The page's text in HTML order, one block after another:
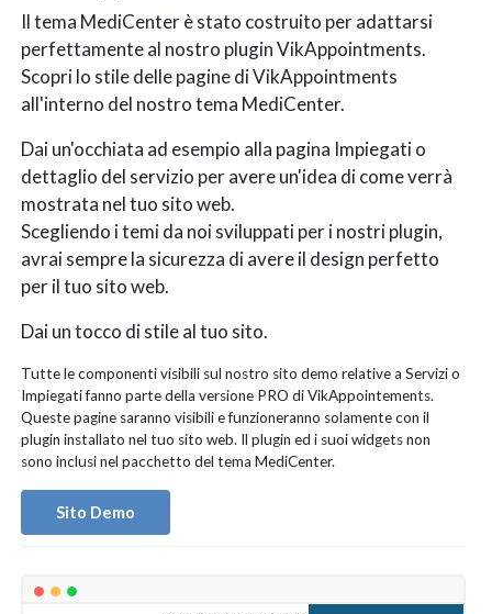
Il tema MediCenter è stato costruito per adattarsi
perfettamente al nostro plugin VikAppointments.
Scopri lo stile delle pagine di VikAppointments
all'interno del nostro tema MediCenter.
Dai un'occhiata ad esempio alla pagina Impiegati o
dettaglio del servizio per avere un'idea di come verrà
mostrata nel tuo sito web.
Scegliendo i temi da noi sviluppati per i nostri plugin,
avrai sempre la sicurezza di avere il design perfetto
per il tuo sito web.
Dai un tocco di stile al tuo sito.
Tutte le componenti visibili sul nostro sito demo relative a Servizi o
Impiegati fanno parte della versione PRO di VikAppointements.
Queste pagine saranno visibili e funzioneranno solamente con il
plugin installato nel tuo sito web. Il plugin ed i suoi widgets non
sono inclusi nel pacchetto del tema MediCenter.
Sito Demo